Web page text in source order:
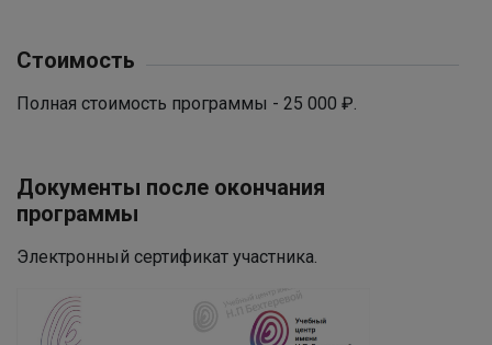
Стоимость
Полная стоимость программы - 25 000 ₽.
Документы после окончания
программы
Электронный сертификат участника.